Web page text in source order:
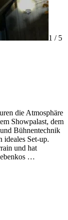
1 / 5
die Atmosphäre
Showpalast, dem
Bühnentechnik
ideales Set-up.
und hat
…